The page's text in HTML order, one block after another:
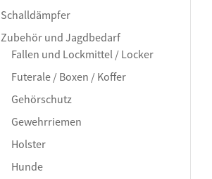
Schalldämpfer
Zubehör und Jagdbedarf
Fallen und Lockmittel / Locker
Futerale / Boxen / Koffer
Gehörschutz
Gewehrriemen
Holster
Hunde